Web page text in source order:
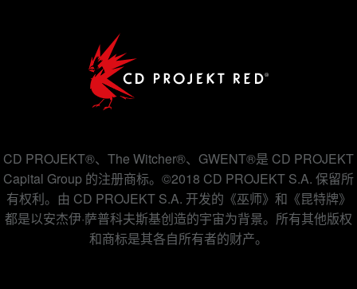
CD PROJEKT®、The Witcher®、GWENT®是 CD PROJEKT
Capital Group 的注册商标。©2018 CD PROJEKT S.A. 保留所
有权利。由 CD PROJEKT S.A. 开发的《巫师》和《昆特牌》
都是以安杰伊·萨普科夫斯基创造的宇宙为背景。所有其他版权
和商标是其各自所有者的财产。